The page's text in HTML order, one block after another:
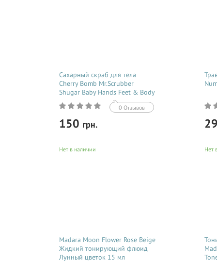
Сахарный скраб для тела
Cherry Bomb Mr.Scrubber
Shugar Baby Hands Feet & Body
Scrub 300 гр
0 Отзывов
150 грн.
Купить
Нет в наличии
Madara Moon Flower Rose Beige
Жидкий тонирующий флюид
Лунный цветок 15 мл
Нет